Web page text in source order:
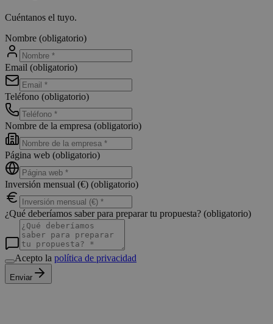
Cuéntanos el tuyo.
Nombre (obligatorio)
Email (obligatorio)
Teléfono (obligatorio)
Nombre de la empresa (obligatorio)
Página web (obligatorio)
Inversión mensual (€) (obligatorio)
¿Qué deberíamos saber para preparar tu propuesta? (obligatorio)
Acepto la política de privacidad
Enviar